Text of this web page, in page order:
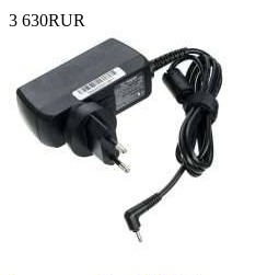
3 630RUR